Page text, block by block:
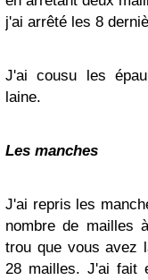
j'ai arrêté les 8
J'ai cousu les
laine.
Les manches
J'ai repris les
nombre de mailles
trou que vous avez
28 mailles. J'ai fait